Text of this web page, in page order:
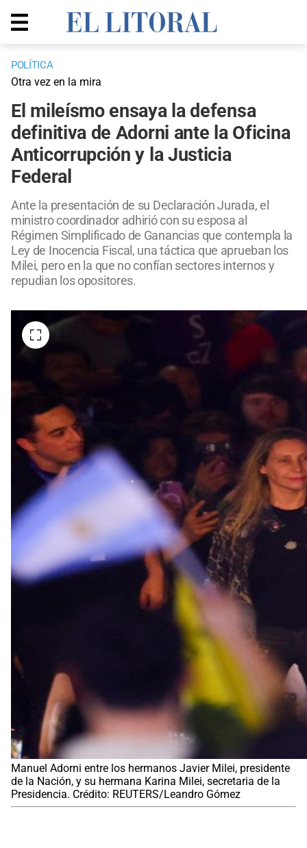
POLÍTICA
Otra vez en la mira
El mileísmo ensaya la defensa
definitiva de Adorni ante la Oficina
Anticorrupción y la Justicia
Federal
Ante la presentación de su Declaración Jurada, el
ministro coordinador adhirió con su esposa al
Régimen Simplificado de Ganancias que contempla la
Ley de Inocencia Fiscal, una táctica que aprueban los
Milei, pero en la que no confían sectores internos y
repudian los opositores.
Manuel Adorni entre los hermanos Javier Milei, presidente
de la Nación, y su hermana Karina Milei, secretaria de la
Presidencia. Crédito: REUTERS/Leandro Gómez